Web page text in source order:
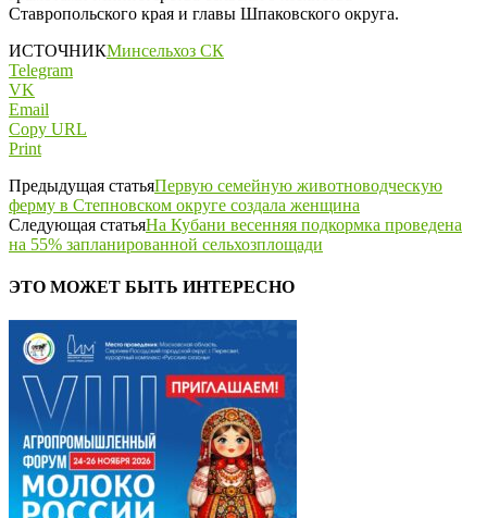
Ставропольского края и главы Шпаковского округа.
ИСТОЧНИКМинсельхоз СК
Telegram
VK
Email
Copy URL
Print
Предыдущая статьяПервую семейную животноводческую
ферму в Степновском округе создала женщина
Следующая статьяНа Кубани весенняя подкормка проведена
на 55% запланированной сельхозплощади
ЭТО МОЖЕТ БЫТЬ ИНТЕРЕСНО